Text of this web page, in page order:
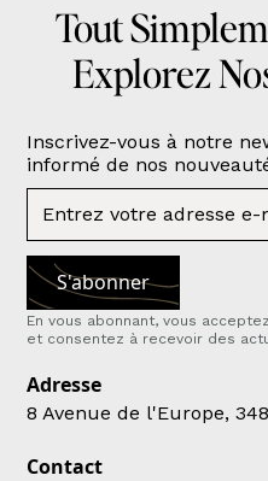
Tout
Explorez
Inscrivez-vous à notre
informé de nos
En vous abonnant, vous
et consentez à recevoir des
Adresse
8 Avenue de l'Europe,
Contact